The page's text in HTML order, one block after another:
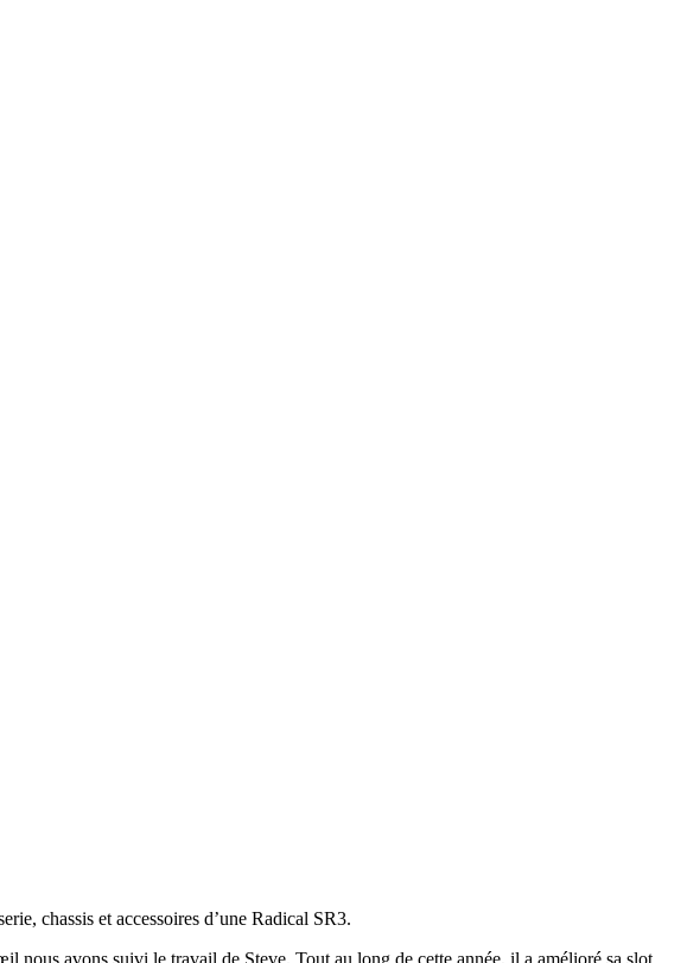
chassis et accessoires d’une Radical SR3.
nous avons suivi le travail de Steve. Tout au long de cette année, il a amélioré sa slot